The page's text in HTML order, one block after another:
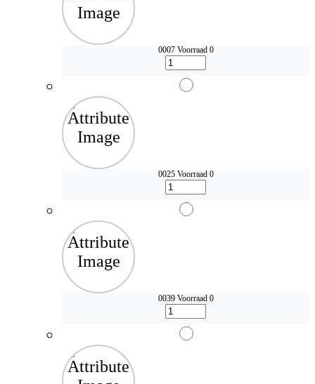
0007 Voorraad 0
0025 Voorraad 0
0039 Voorraad 0